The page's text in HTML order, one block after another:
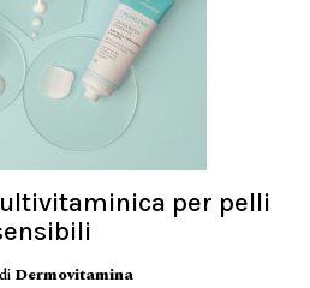
per pelli
Dermovitamina